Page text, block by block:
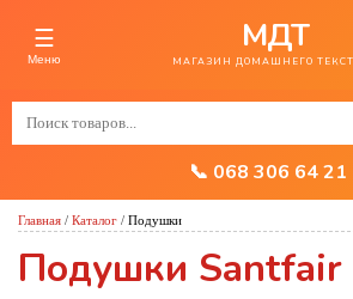
☰
Меню
МДТ
МАГАЗИН ДОМАШНЕГО
📞 068 306 64 21
Главная / Каталог / Подушки
Подушки Santfair